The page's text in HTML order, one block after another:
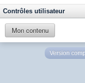
Contrôles utilisateur
Mon contenu
Version